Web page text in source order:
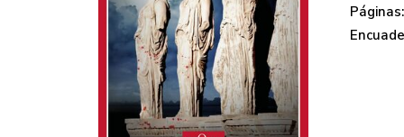
Páginas: